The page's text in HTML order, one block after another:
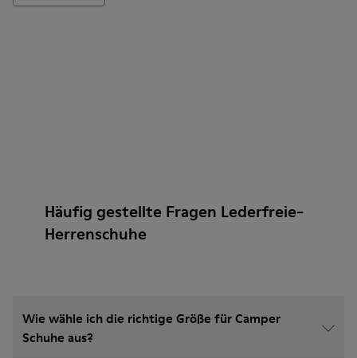
Häufig gestellte Fragen Lederfreie-
Herrenschuhe
Wie wähle ich die richtige Größe für Camper
Schuhe aus?